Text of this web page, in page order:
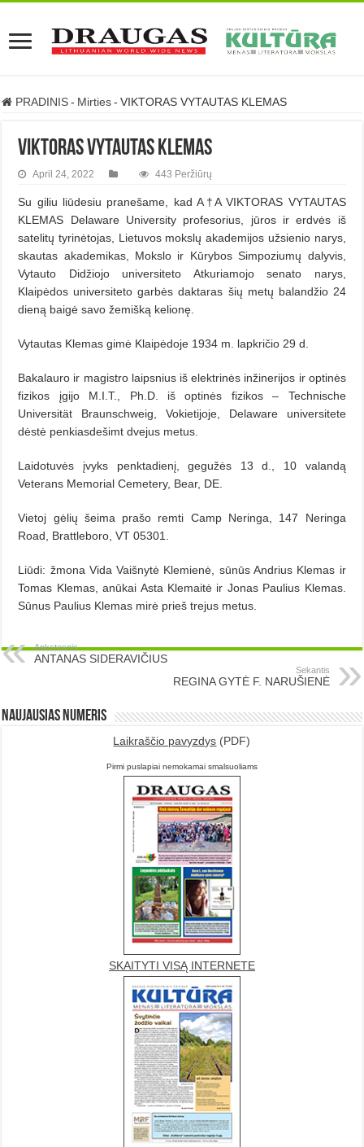
PRADINIS - Mirties - VIKTORAS VYTAUTAS KLEMAS
VIKTORAS VYTAUTAS KLEMAS
April 24, 2022 443 Peržiūrų
Su giliu liūdesiu pranešame, kad A†A VIKTORAS VYTAUTAS
KLEMAS Delaware University profesorius, jūros ir erdvės iš
satelitų tyrinėtojas, Lietuvos mokslų akademijos užsienio narys,
skautas akademikas, Mokslo ir Kūrybos Simpoziumų dalyvis,
Vytauto Didžiojo universiteto Atkuriamojo senato narys,
Klaipėdos universiteto garbės daktaras šių metų balandžio 24
dieną baigė savo žemišką kelionę.
Vytautas Klemas gimė Klaipėdoje 1934 m. lapkričio 29 d.
Bakalauro ir magistro laipsnius iš elektrinės inžinerijos ir optinės
fizikos įgijo M.I.T., Ph.D. iš optinės fizikos – Technische
Universität Braunschweig, Vokietijoje, Delaware universitete
dėstė penkiasdešimt dvejus metus.
Laidotuvės įvyks penktadienį, gegužės 13 d., 10 valandą
Veterans Memorial Cemetery, Bear, DE.
Vietoj gėlių šeima prašo remti Camp Neringa, 147 Neringa
Road, Brattleboro, VT 05301.
Liūdi: žmona Vida Vaišnytė Klemienė, sūnūs Andrius Klemas ir
Tomas Klemas, anūkai Asta Klemaitė ir Jonas Paulius Klemas.
Sūnus Paulius Klemas mirė prieš trejus metus.
Ankstesnis
ANTANAS SIDERAVIČIUS
Sekantis
REGINA GYTĖ F. NARUŠIENĖ
Naujausias numeris
Laikraščio pavyzdys (PDF)
Pirmi puslapiai nemokamai smalsuoliams
SKAITYTI VISĄ INTERNETE